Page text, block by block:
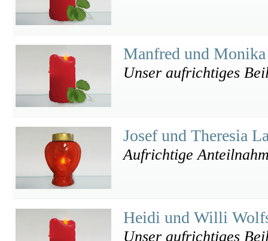
Manfred und
Unser aufrichtiges
Josef und Theresia
Aufrichtige
Heidi und Willi
Unser aufrichtiges